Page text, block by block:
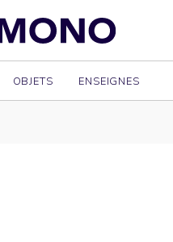
OBJETS ENSEIGNES